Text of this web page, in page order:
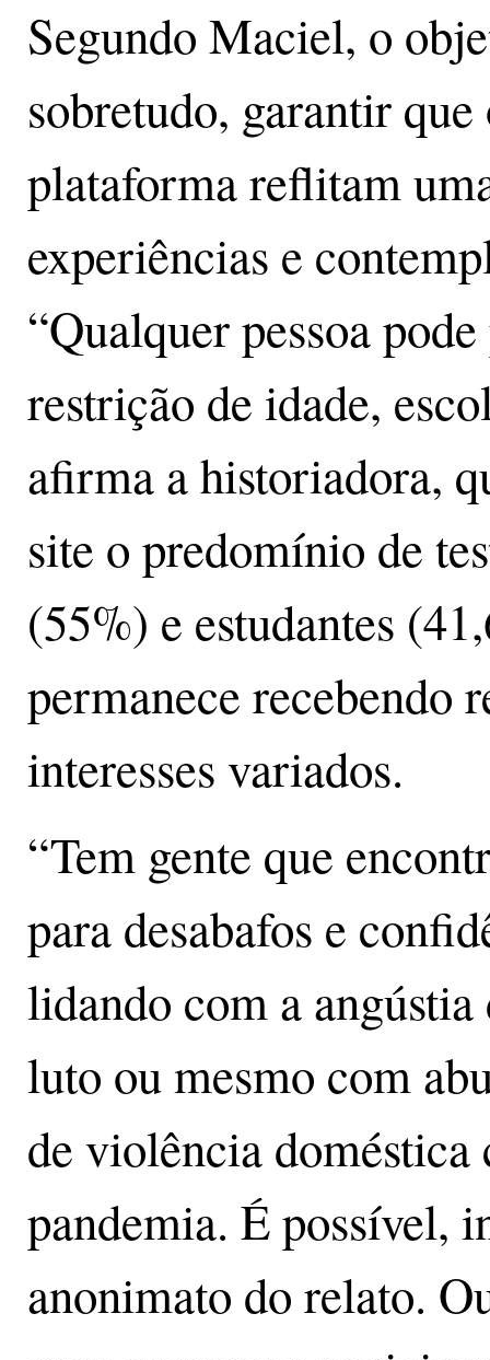
Segundo Maciel, o
sobretudo, garantir
plataforma reflitam
experiências e
“Qualquer pessoa
restrição de idade,
afirma a historiadora,
site o predomínio de
(55%) e estudantes
permanece recebendo
interesses variados.
“Tem gente que
para desabafos e
lidando com a
luto ou mesmo com
de violência
pandemia. É possível,
anonimato do relato.